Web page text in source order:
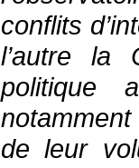
conflits
l’autre la
politique
de leur